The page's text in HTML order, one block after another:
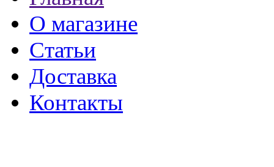
О магазине
Статьи
Доставка
Контакты